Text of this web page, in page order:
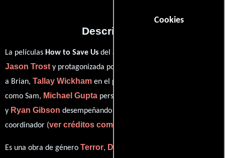
Cookies
Descripción
La películas How to Save Us del año 2014, está dirigida por
Jason Trosty protagonizada por
a Brian, Tallay Wickham en el papel de Molly,
como Sam, Michael Gupta personificando a Conspiracy Theorist
y Ryan Gibson desempeñando el papel de Comunicador
coordinador (ver créditos completos
Es una obra de género Terror, Drama